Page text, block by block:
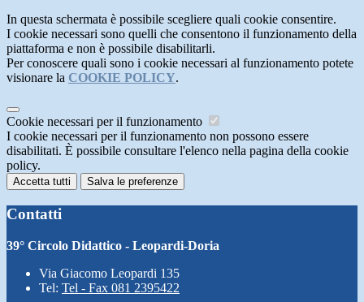
In questa schermata è possibile scegliere quali cookie consentire.
I cookie necessari sono quelli che consentono il funzionamento della
piattaforma e non è possibile disabilitarli.
Per conoscere quali sono i cookie necessari al funzionamento potete
visionare la COOKIE POLICY.
Cookie necessari per il funzionamento
I cookie necessari per il funzionamento non possono essere
disabilitati. È possibile consultare l'elenco nella pagina della cookie
policy.
Accetta tutti Salva le preferenze
Contatti
39° Circolo Didattico - Leopardi-Doria
Via Giacomo Leopardi 135
Tel: Tel - Fax 081 2395422